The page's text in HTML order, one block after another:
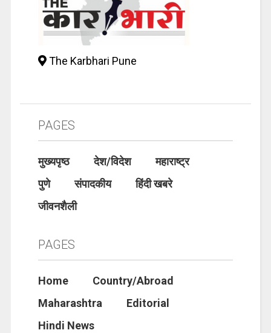
The Karbhari Pune
PAGES
मुख्यपृष्ठ देश/विदेश
महाराष्ट्र
पुणे
संपादकीय
हिंदी खबरे
जीवनशैली
PAGES
Home
Country/Abroad
Maharashtra
Editorial
Hindi News